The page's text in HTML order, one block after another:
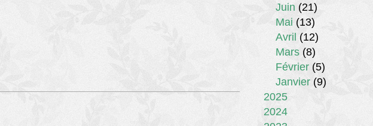
Juin (21)
Mai (13)
Avril (12)
Mars (8)
Février (5)
Janvier (9)
2025
2024